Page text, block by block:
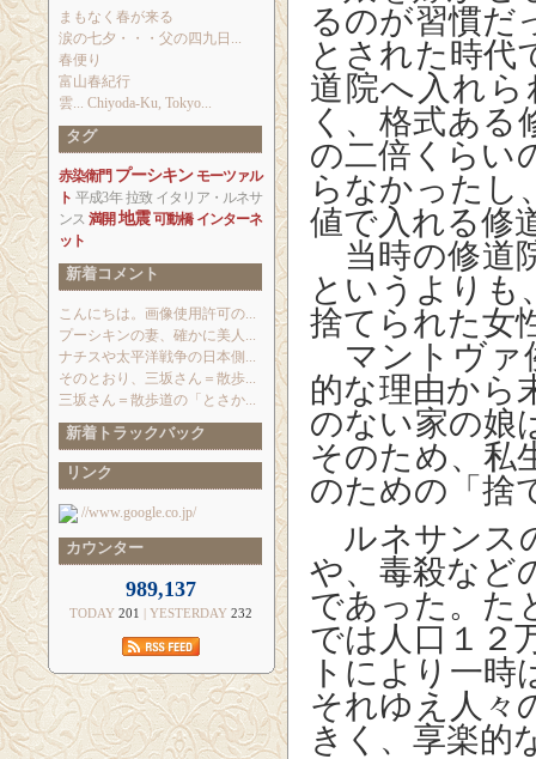
るのが習慣だ
とされた時代
道院へ入れ
く、格式ある
の二倍くらい
らなかったし
値で入れる修
当時の修道
というよりも
捨てられた女
マントヴァ
的な理由から
のない家の娘
そのため、私
のための「捨
ルネサンス
や、毒殺など
であった。た
では人口１２
トにより一
それゆえ人々
きく、享楽的
まもなく春が来る
涙の七夕・・・父の四九日...
春便り
富山春紀行
雲... Chiyoda-Ku, Tokyo...
タグ
赤染衛門 プーシキン モーツァル
ト 平成3年 拉致 イタリア・ルネサ
ンス 満開 地震 可動橋 インターネ
ット
新着コメント
こんにちは。画像使用許可の...
プーシキンの妻、確かに美人...
ナチスや太平洋戦争の日本側...
そのとおり、三坂さん＝散歩...
三坂さん＝散歩道の「とさか...
新着トラックバック
リンク
//www.google.co.jp/
カウンター
989,137
TODAY 201 | YESTERDAY 232